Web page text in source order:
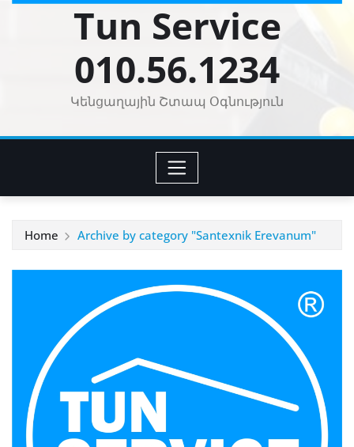
Tun Service
010.56.1234
Կենցաղային Շտապ Օգնություն
Home Archive by category "Santexnik Erevanum"